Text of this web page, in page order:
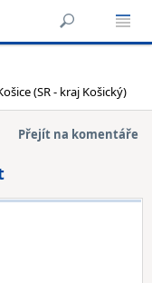
(SR - kraj Košický)
Přejít na komentáře